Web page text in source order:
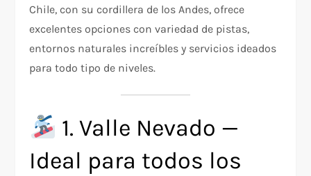
Chile, con su cordillera de los Andes, ofrece
excelentes opciones con variedad de pistas,
entornos naturales increíbles y servicios ideados
para todo tipo de niveles.
1. Valle Nevado —
Ideal para todos los